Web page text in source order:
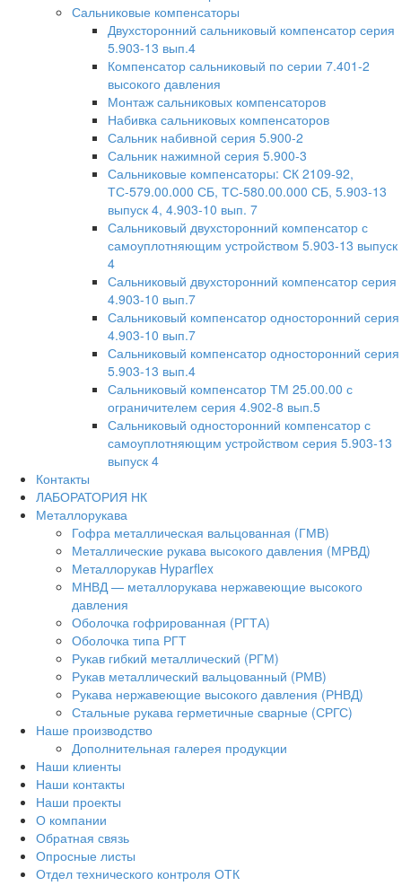
Сальниковые компенсаторы
Двухсторонний сальниковый компенсатор серия
5.903-13 вып.4
Компенсатор сальниковый по серии 7.401-2
высокого давления
Монтаж сальниковых компенсаторов
Набивка сальниковых компенсаторов
Сальник набивной серия 5.900-2
Сальник нажимной серия 5.900-3
Сальниковые компенсаторы: СК 2109-92,
ТС-579.00.000 СБ, ТС-580.00.000 СБ, 5.903-13
выпуск 4, 4.903-10 вып. 7
Сальниковый двухсторонний компенсатор с
самоуплотняющим устройством 5.903-13 выпуск
4
Сальниковый двухсторонний компенсатор серия
4.903-10 вып.7
Сальниковый компенсатор односторонний серия
4.903-10 вып.7
Сальниковый компенсатор односторонний серия
5.903-13 вып.4
Сальниковый компенсатор ТМ 25.00.00 с
ограничителем серия 4.902-8 вып.5
Сальниковый односторонний компенсатор с
самоуплотняющим устройством серия 5.903-13
выпуск 4
Контакты
ЛАБОРАТОРИЯ НК
Металлорукава
Гофра металлическая вальцованная (ГМВ)
Металлические рукава высокого давления (МРВД)
Металлорукав Hyparflex
МНВД — металлорукава нержавеющие высокого
давления
Оболочка гофрированная (РГТА)
Оболочка типа РГТ
Рукав гибкий металлический (РГМ)
Рукав металлический вальцованный (РМВ)
Рукава нержавеющие высокого давления (РНВД)
Стальные рукава герметичные сварные (СРГС)
Наше производство
Дополнительная галерея продукции
Наши клиенты
Наши контакты
Наши проекты
О компании
Обратная связь
Опросные листы
Отдел технического контроля ОТК